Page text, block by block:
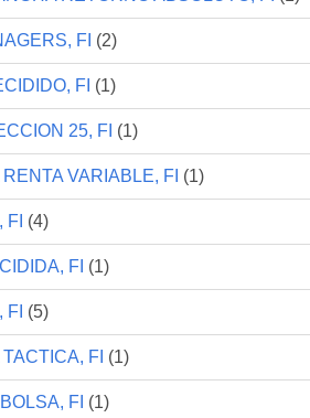
FI (2)
FI (1)
25, FI (1)
VARIABLE, FI (1)
FI (4)
FI (1)
FI (5)
FI (1)
FI (1)